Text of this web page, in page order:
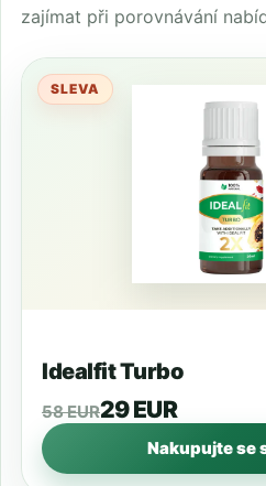
zajímat při porovnávání
SLEVA
Idealfit Turbo
58 EUR29 EUR
Nakupujte se